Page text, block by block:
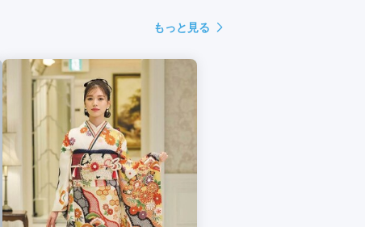
もっと見る